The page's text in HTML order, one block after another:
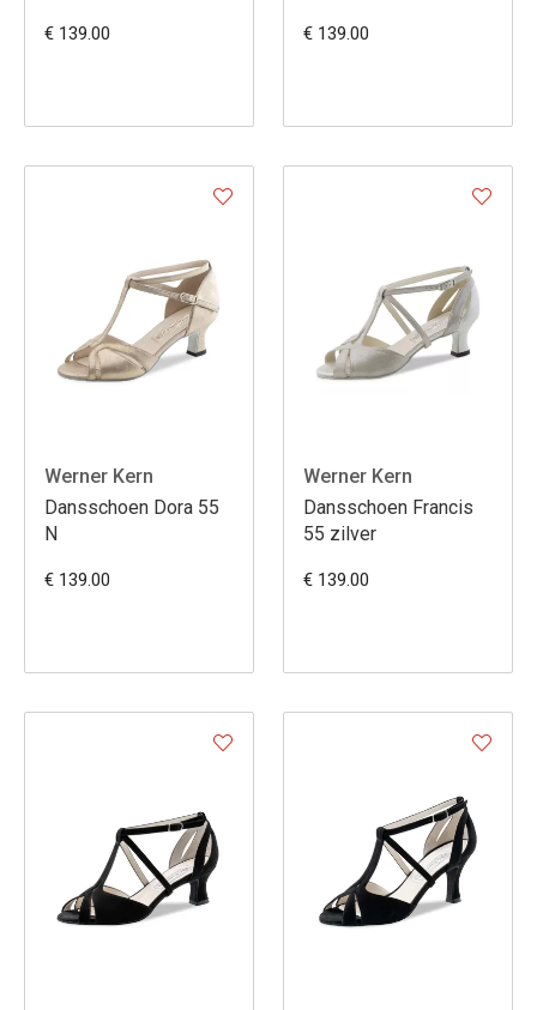
€ 139.00 € 139.00
Werner Kern
Dansschoen Dora 55
N
€ 139.00
Werner Kern
Dansschoen Francis
55 zilver
€ 139.00